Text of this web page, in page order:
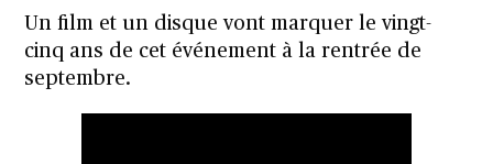
Un film et un disque vont marquer le vingt-
cinq ans de cet événement à la rentrée de
septembre.